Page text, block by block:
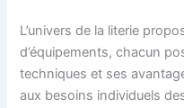
L’univers de la literie
d’équipements, chacun
techniques et ses
aux besoins individuels